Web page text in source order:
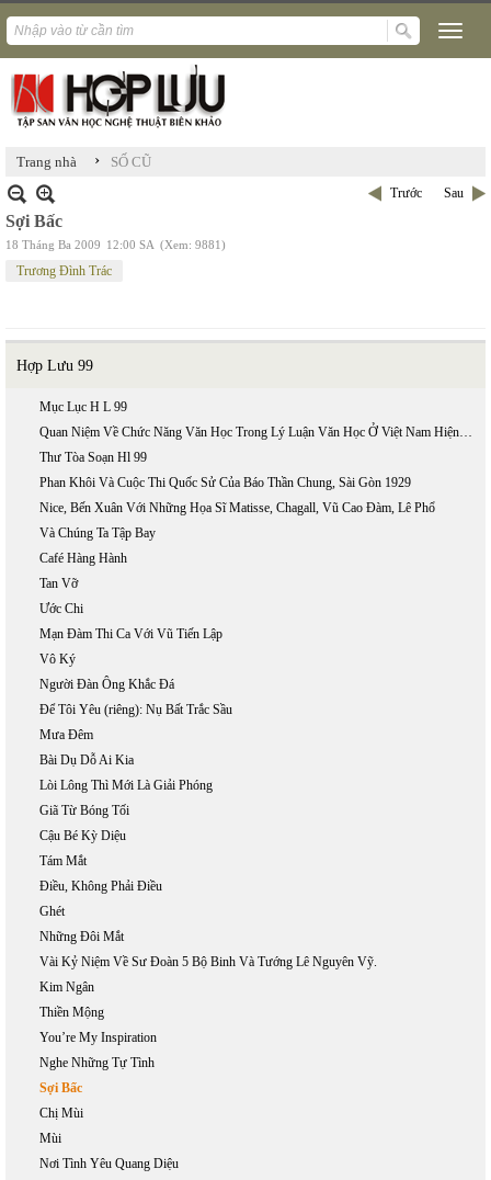
Trang nhà › SỐ CŨ
Trước Sau
Sợi Bấc
18 Tháng Ba 2009 12:00 SA (Xem: 9881)
Trương Đình Trác
Hợp Lưu 99
Mục Lục H L 99
Quan Niệm Về Chức Năng Văn Học Trong Lý Luận Văn Học Ở Việt Nam Hiện Nay
Thư Tòa Soạn Hl 99
Phan Khôi Và Cuộc Thi Quốc Sử Của Báo Thần Chung, Sài Gòn 1929
Nice, Bến Xuân Với Những Họa Sĩ Matisse, Chagall, Vũ Cao Đàm, Lê Phổ
Và Chúng Ta Tập Bay
Café Hàng Hành
Tan Vỡ
Ước Chi
Mạn Đàm Thi Ca Với Vũ Tiến Lập
Vô Ký
Người Đàn Ông Khắc Đá
Để Tôi Yêu (riêng): Nụ Bất Trắc Sầu
Mưa Đêm
Bài Dụ Dỗ Ai Kia
Lòi Lông Thì Mới Là Giải Phóng
Giã Từ Bóng Tối
Cậu Bé Kỳ Diệu
Tám Mắt
Điều, Không Phải Điều
Ghét
Những Đôi Mắt
Vài Kỷ Niệm Về Sư Đoàn 5 Bộ Binh Và Tướng Lê Nguyên Vỹ.
Kim Ngân
Thiền Mộng
You’re My Inspiration
Nghe Những Tự Tình
Sợi Bấc
Chị Mùi
Mùi
Nơi Tình Yêu Quang Diệu